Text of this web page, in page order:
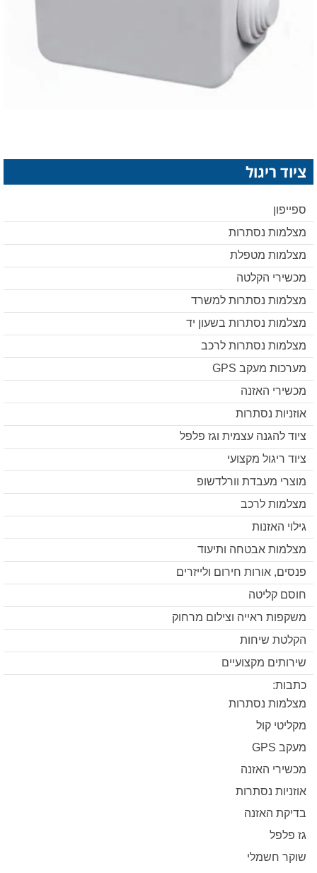
ציוד ריגול
ספייפון
מצלמות נסתרות
מצלמות מטפלת
מכשירי הקלטה
מצלמות נסתרות למשרד
מצלמות נסתרות בשעון יד
מצלמות נסתרות לרכב
מערכות מעקב GPS
מכשירי האזנה
אוזניות נסתרות
ציוד להגנה עצמית וגז פלפל
ציוד ריגול מקצועי
מוצרי מעבדת וורלדשופ
מצלמות לרכב
גילוי האזנות
מצלמות אבטחה ותיעוד
פנסים, אורות חירום ולייזרים
חוסם קליטה
משקפות ראייה וצילום מרחוק
הקלטת שיחות
שירותים מקצועיים
כתבות:
מצלמות נסתרות
מקליטי קול
מעקב GPS
מכשירי האזנה
אוזניות נסתרות
בדיקת האזנה
גז פלפל
שוקר חשמלי